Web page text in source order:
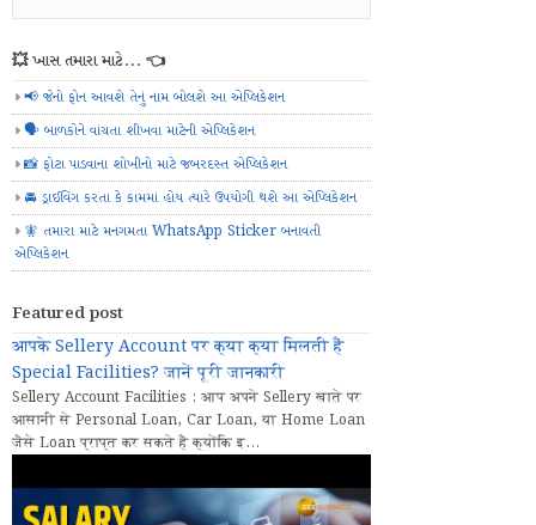
💥 ખાસ તમારા માટે... 👈
📢 જેનો ફોન આવશે તેનું નામ બોલશે આ એપ્લિકેશન
🗣️ બાળકોને વાંચતા શીખવા માટેની એપ્લિકેશન
📸 ફોટા પાડવાના શોખીનો માટે જબરદસ્ત એપ્લિકેશન
🚘 ડ્રાઈવિંગ કરતા કે કામમાં હોય ત્યારે ઉપયોગી થશે આ એપ્લિકેશન
🧚 તમારા માટે મનગમતા WhatsApp Sticker બનાવતી
એપ્લિકેશન
Featured post
आपके Sellery Account पर क्या क्या मिलती हैं
Special Facilities? जानें पूरी जानकारी
Sellery Account Facilities : आप अपने Sellery खाते पर
आसानी से Personal Loan, Car Loan, या Home Loan
जैसे Loan प्राप्त कर सकते हैं क्योंकि इ...